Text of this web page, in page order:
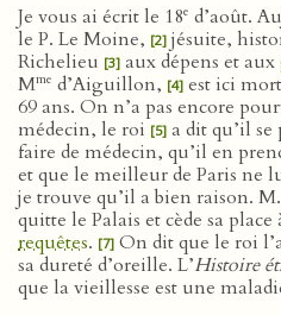
Je vous ai écrit le 18e d’août.
le P. Le Moine, [2] jésuite,
Richelieu [3] aux dépens et aux
Mme d’Aiguillon, [4] est ici
69 ans. On n’a pas encore
médecin, le roi [5] a dit qu’il se
faire de médecin, qu’il en
et que le meilleur de Paris ne
je trouve qu’il a bien raison.
quitte le Palais et cède sa place
requêtes. [7] On dit que le roi
sa dureté d’oreille. L’Histoire
que la vieillesse est une